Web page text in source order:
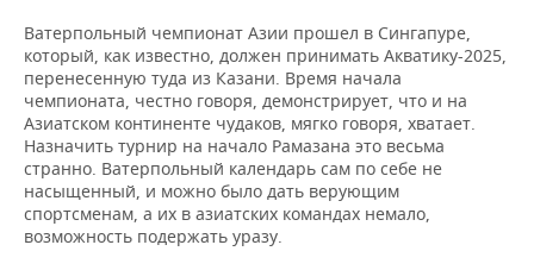
Ватерпольный чемпионат Азии прошел в Сингапуре,
который, как известно, должен принимать Акватику-2025,
перенесенную туда из Казани. Время начала
чемпионата, честно говоря, демонстрирует, что и на
Азиатском континенте чудаков, мягко говоря, хватает.
Назначить турнир на начало Рамазана это весьма
странно. Ватерпольный календарь сам по себе не
насыщенный, и можно было дать верующим
спортсменам, а их в азиатских командах немало,
возможность подержать уразу.